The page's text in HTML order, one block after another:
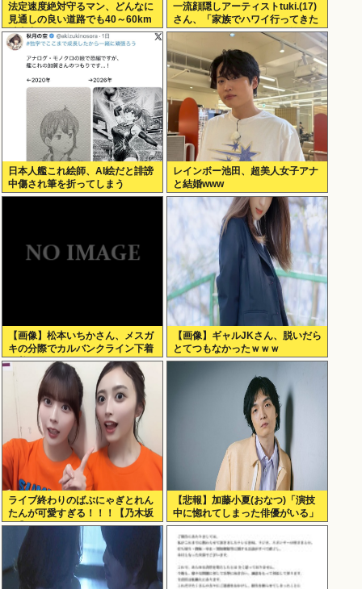
法定速度絶対守るマン、どんなに
見通しの良い道路でも40～60km
以上出さない
一流顔隠しアーティストtuki.(17)
さん、「家族でハワイ行ってきた
w」 自己顕示欲がどんどん抑えら
日本人艦これ絵師、AI絵だと誹謗
中傷され筆を折ってしまう
レインボー池田、超美人女子アナ
と結婚www
【画像】松本いちかさん、メスガ
キの分際でカルバンクライン下着
を着てしまうwww
【画像】ギャルJKさん、脱いだら
とてつもなかったｗｗｗ
ライブ終わりのばぶにゃぎとれん
たんが可愛すぎる！！！【乃木坂
46】
【悲報】加藤小夏(おなつ)「演技
中に惚れてしまった俳優がいる」
（※動画あり）